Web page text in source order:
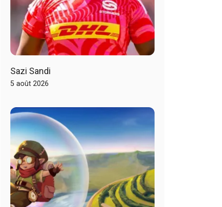
Sazi Sandi
5 août 2026